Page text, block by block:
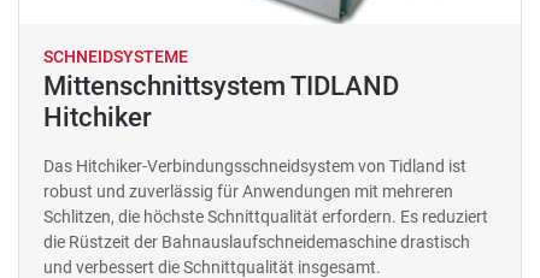
SCHNEIDSYSTEME
Mittenschnittsystem TIDLAND
Hitchiker
Das Hitchiker-Verbindungsschneidsystem von Tidland ist
robust und zuverlässig für Anwendungen mit mehreren
Schlitzen, die höchste Schnittqualität erfordern. Es reduziert
die Rüstzeit der Bahnauslaufschneidemaschine drastisch
und verbessert die Schnittqualität insgesamt.